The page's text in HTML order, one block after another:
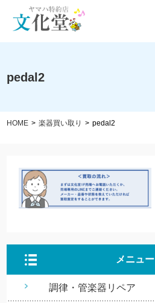
pedal2
HOME 楽器買い取り pedal2
メニュー
調律・管楽器リペア